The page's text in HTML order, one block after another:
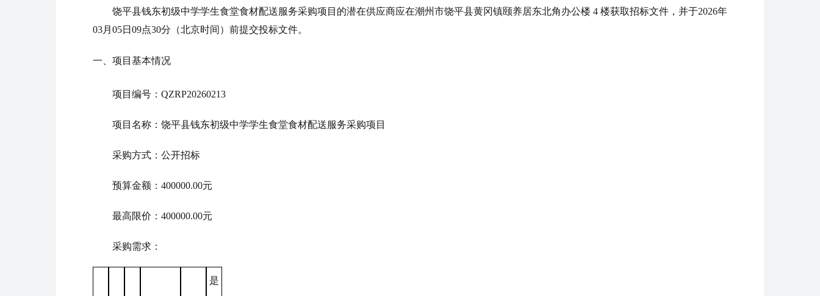
饶平县钱东初级中学学生食堂食材配送服务采购项目的潜在供应商应在潮州市饶平县黄冈镇颐养居东北角办公楼 4 楼获取招标文件，并于2026年
03月05日09点30分（北京时间）前提交投标文件。
一、项目基本情况
项目编号：QZRP20260213
项目名称：饶平县钱东初级中学学生食堂食材配送服务采购项目
采购方式：公开招标
预算金额：400000.00元
最高限价：400000.00元
采购需求：
是